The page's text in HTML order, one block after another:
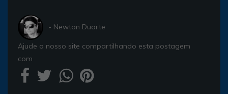
- Newton Duarte
Ajude o nosso site compartilhando esta postagem
com